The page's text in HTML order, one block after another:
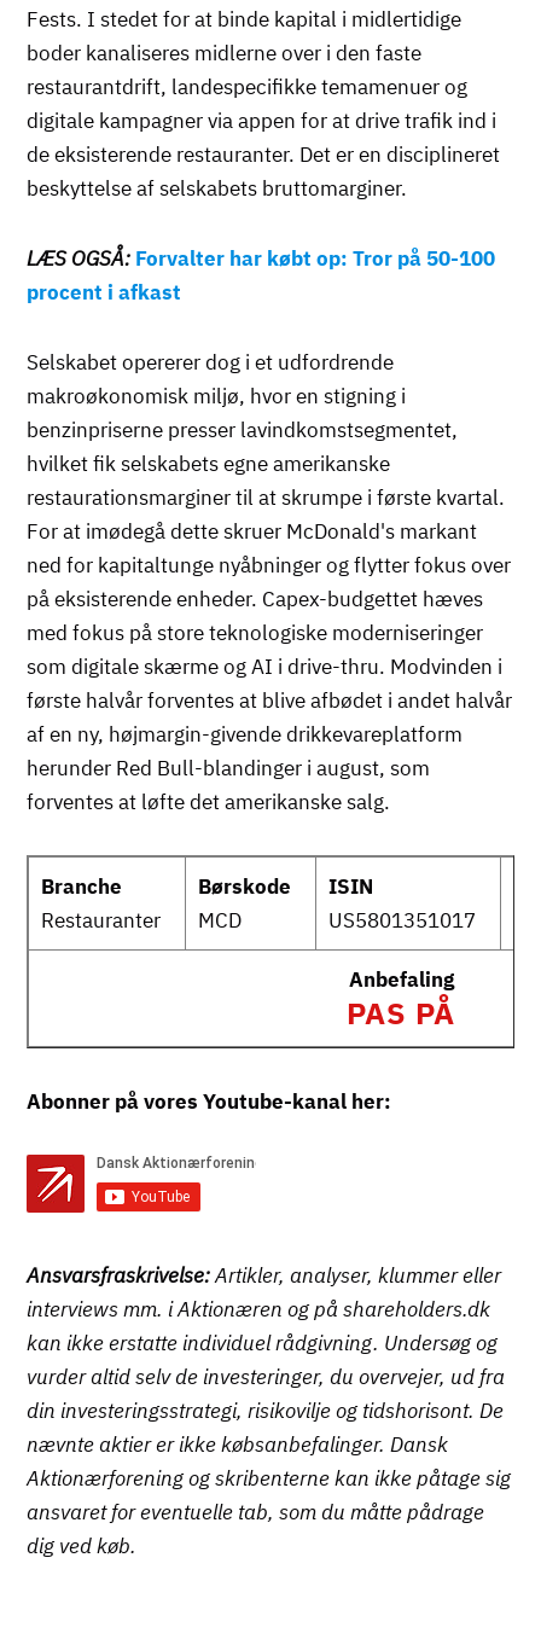
Fests. I stedet for at binde kapital i midlertidige
boder kanaliseres midlerne over i den faste
restaurantdrift, landespecifikke temamenuer og
digitale kampagner via appen for at drive trafik ind i
de eksisterende restauranter. Det er en disciplineret
beskyttelse af selskabets bruttomarginer.
LÆS OGSÅ: Forvalter har købt op: Tror på 50-100
procent i afkast
Selskabet opererer dog i et udfordrende
makroøkonomisk miljø, hvor en stigning i
benzinpriserne presser lavindkomstsegmentet,
hvilket fik selskabets egne amerikanske
restaurationsmarginer til at skrumpe i første kvartal.
For at imødegå dette skruer McDonald's markant
ned for kapitaltunge nyåbninger og flytter fokus over
på eksisterende enheder. Capex-budgettet hæves
med fokus på store teknologiske moderniseringer
som digitale skærme og AI i drive-thru. Modvinden i
første halvår forventes at blive afbødet i andet halvår
af en ny, højmargin-givende drikkevareplatform
herunder Red Bull-blandinger i august, som
forventes at løfte det amerikanske salg.
Branche
Restauranter
Børskode
MCD
ISIN
US5801351017
Anbefaling
PAS PÅ
Abonner på vores Youtube-kanal her:
Ansvarsfraskrivelse:Artikler, analyser, klummer eller
interviews mm. i Aktionæren og på shareholders.dk
kan ikke erstatte individuel rådgivning. Undersøg og
vurder altid selv de investeringer, du overvejer, ud fra
din investeringsstrategi, risikovilje og tidshorisont. De
nævnte aktier er ikke købsanbefalinger. Dansk
Aktionærforening og skribenterne kan ikke påtage sig
ansvaret for eventuelle tab, som du måtte pådrage
dig ved køb.